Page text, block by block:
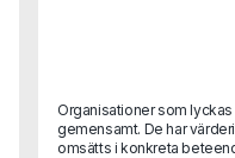
Organisationer som
gemensamt. De har
omsätts i konkreta